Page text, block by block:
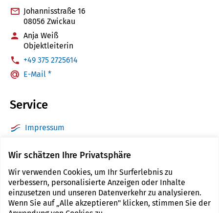
Wir schätzen Ihre Privatsphäre
Wir verwenden Cookies, um Ihr Surferlebnis zu
verbessern, personalisierte Anzeigen oder Inhalte
einzusetzen und unseren Datenverkehr zu analysieren.
Wenn Sie auf „Alle akzeptieren" klicken, stimmen Sie der
Johannisstraße 16
08056 Zwickau
Anja Weiß
Objektleiterin
:+49 375 2725614
E-Mail *
Service
Impressum
Barrierefreiheit
Sitemap
Kontakt
Cookie Einstellungen